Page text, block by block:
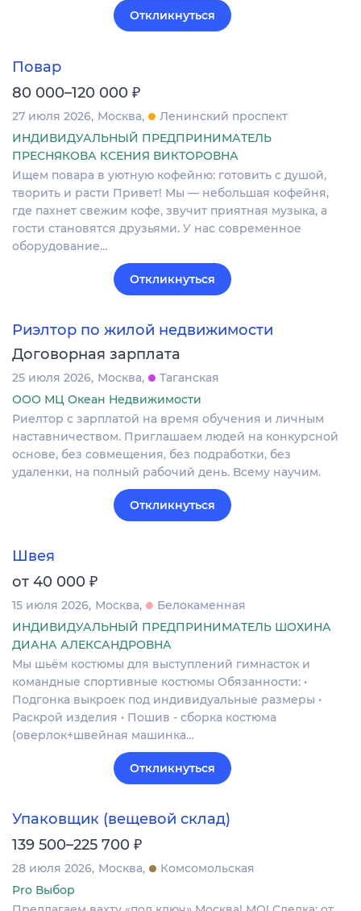
Откликнуться
Повар
80 000–120 000 ₽
27 июля 2026 Москва
Ленинский проспект
ИНДИВИДУАЛЬНЫЙ ПРЕДПРИНИМАТЕЛЬ
ПРЕСНЯКОВА КСЕНИЯ ВИКТОРОВНА
Ищем повара в уютную кофейню: готовить с душой,
творить и расти Привет! Мы — небольшая кофейня,
где пахнет свежим кофе, звучит приятная музыка, а
гости становятся друзьями. У нас современное
оборудование…
Откликнуться
Риэлтор по жилой недвижимости
Договорная зарплата
25 июля 2026 Москва
Таганская
ООО МЦ Океан Недвижимости
Риелтор с зарплатой на время обучения и личным
наставничеством. Приглашаем людей на конкурсной
основе, без совмещения, без подработки, без
удаленки, на полный рабочий день. Всему научим.
Откликнуться
Швея
от 40 000 ₽
15 июля 2026 Москва
Белокаменная
ИНДИВИДУАЛЬНЫЙ ПРЕДПРИНИМАТЕЛЬ ШОХИНА
ДИАНА АЛЕКСАНДРОВНА
Мы шьём костюмы для выступлений гимнасток и
командные спортивные костюмы Обязанности: •
Подгонка выкроек под индивидуальные размеры •
Раскрой изделия • Пошив - сборка костюма
(оверлок+швейная машинка…
Откликнуться
Упаковщик (вещевой склад)
139 500–225 700 ₽
28 июля 2026 Москва
Комсомольская
Pro Выбор